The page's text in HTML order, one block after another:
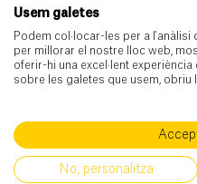
Quiero
Barcelona
Usem galetes
Podem col·locar-les per a
per millorar el nostre lloc web,
oferir-hi una excel·lent
sobre les galetes que usem, obriu
No, personalitza